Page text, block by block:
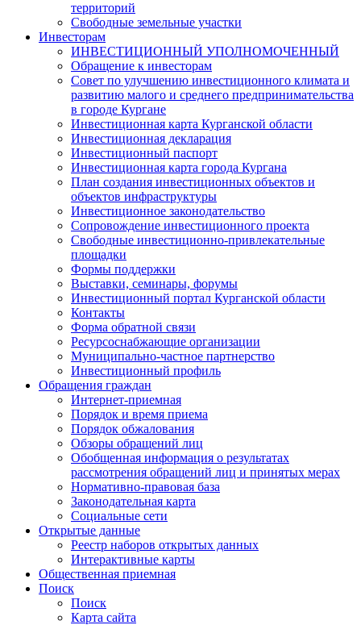
территорий
Свободные земельные участки
Инвесторам
ИНВЕСТИЦИОННЫЙ УПОЛНОМОЧЕННЫЙ
Обращение к инвесторам
Совет по улучшению инвестиционного климата и
развитию малого и среднего предпринимательства
в городе Кургане
Инвестиционная карта Курганской области
Инвестиционная декларация
Инвестиционный паспорт
Инвестиционная карта города Кургана
План создания инвестиционных объектов и
объектов инфраструктуры
Инвестиционное законодательство
Сопровождение инвестиционного проекта
Свободные инвестиционно-привлекательные
площадки
Формы поддержки
Выставки, семинары, форумы
Инвестиционный портал Курганской области
Контакты
Форма обратной связи
Ресурсоснабжающие организации
Муниципально-частное партнерство
Инвестиционный профиль
Обращения граждан
Интернет-приемная
Порядок и время приема
Порядок обжалования
Обзоры обращений лиц
Обобщенная информация о результатах
рассмотрения обращений лиц и принятых мерах
Нормативно-правовая база
Законодательная карта
Социальные сети
Открытые данные
Реестр наборов открытых данных
Интерактивные карты
Общественная приемная
Поиск
Поиск
Карта сайта